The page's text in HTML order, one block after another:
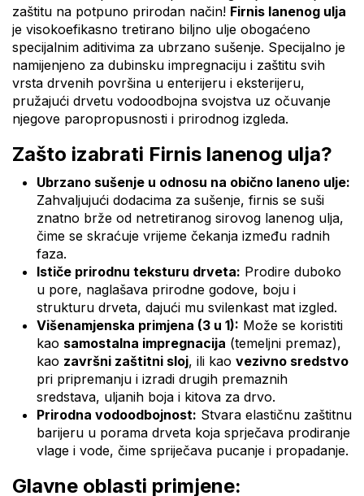
zaštitu na potpuno prirodan način! Firnis lanenog ulja
je visokoefikasno tretirano biljno ulje obogaćeno
specijalnim aditivima za ubrzano sušenje. Specijalno je
namijenjeno za dubinsku impregnaciju i zaštitu svih
vrsta drvenih površina u enterijeru i eksterijeru,
pružajući drvetu vodoodbojna svojstva uz očuvanje
njegove paropropusnosti i prirodnog izgleda.
Zašto izabrati Firnis lanenog ulja?
Ubrzano sušenje u odnosu na obično laneno ulje:
Zahvaljujući dodacima za sušenje, firnis se suši
znatno brže od netretiranog sirovog lanenog ulja,
čime se skraćuje vrijeme čekanja između radnih
faza.
Ističe prirodnu teksturu drveta: Prodire duboko
u pore, naglašava prirodne godove, boju i
strukturu drveta, dajući mu svilenkast mat izgled.
Višenamjenska primjena (3 u 1): Može se koristiti
kao samostalna impregnacija (temeljni premaz),
kao završni zaštitni sloj, ili kao vezivno sredstvo
pri pripremanju i izradi drugih premaznih
sredstava, uljanih boja i kitova za drvo.
Prirodna vodoodbojnost: Stvara elastičnu zaštitnu
barijeru u porama drveta koja sprječava prodiranje
vlage i vode, čime spriječava pucanje i propadanje.
Glavne oblasti primjene: